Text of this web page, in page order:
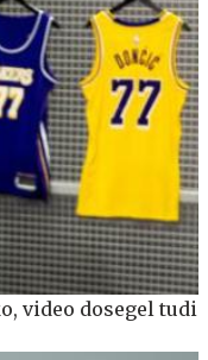
video dosegel tudi